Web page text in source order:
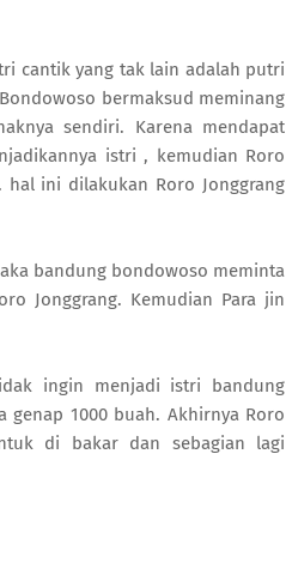
cantik yang tak lain adalah putri
bermaksud meminang
sendiri. Karena mendapat
istri , kemudian Roro
hal ini dilakukan Roro Jonggrang
bandung bondowoso meminta
Jonggrang. Kemudian Para jin
ingin menjadi istri bandung
genap 1000 buah. Akhirnya Roro
di bakar dan sebagian lagi